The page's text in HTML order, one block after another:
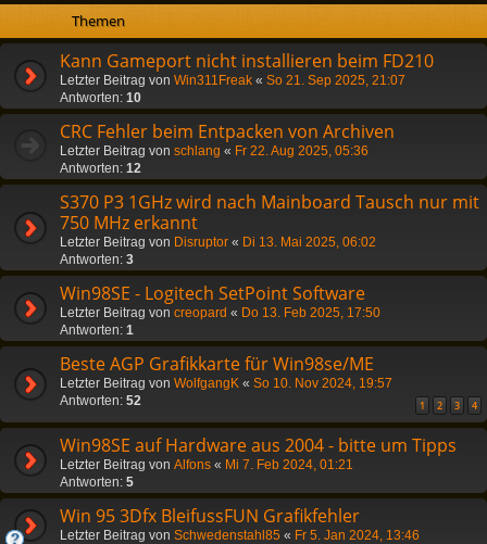
Themen
Kann Gameport nicht installieren beim FD210
Letzter Beitrag von Win311Freak « So 21. Sep 2025, 21:07
Antworten: 10
CRC Fehler beim Entpacken von Archiven
Letzter Beitrag von schlang « Fr 22. Aug 2025, 05:36
Antworten: 12
S370 P3 1GHz wird nach Mainboard Tausch nur mit
750 MHz erkannt
Letzter Beitrag von Disruptor « Di 13. Mai 2025, 06:02
Antworten: 3
Win98SE - Logitech SetPoint Software
Letzter Beitrag von creopard « Do 13. Feb 2025, 17:50
Antworten: 1
Beste AGP Grafikkarte für Win98se/ME
Letzter Beitrag von WolfgangK « So 10. Nov 2024, 19:57
Antworten: 52 1 2 3 4
Win98SE auf Hardware aus 2004 - bitte um Tipps
Letzter Beitrag von Alfons « Mi 7. Feb 2024, 01:21
Antworten: 5
Win 95 3Dfx BleifussFUN Grafikfehler
Letzter Beitrag von Schwedenstahl85 « Fr 5. Jan 2024, 13:46